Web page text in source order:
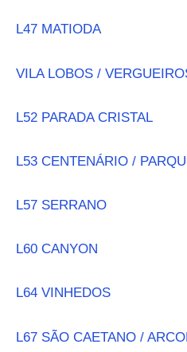
L47 MATIODA
VILA LOBOS /
L52 PARADA CRISTAL
L53 CENTENÁRIO /
L57 SERRANO
L60 CANYON
L64 VINHEDOS
L67 SÃO CAETANO /